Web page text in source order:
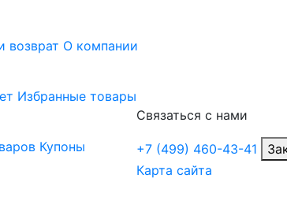
возврат О компании
Избранные товары
Купоны
Связаться с нами
+7 (499) 460-43-41
Карта сайта